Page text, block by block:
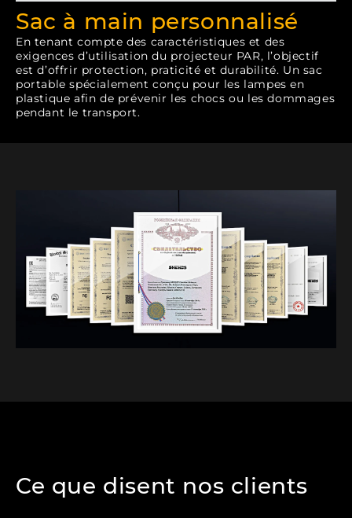
Sac à main personnalisé
En tenant compte des caractéristiques et des
exigences d’utilisation du projecteur PAR, l’objectif
est d’offrir protection, praticité et durabilité. Un sac
portable spécialement conçu pour les lampes en
plastique afin de prévenir les chocs ou les dommages
pendant le transport.
Ce que disent nos clients